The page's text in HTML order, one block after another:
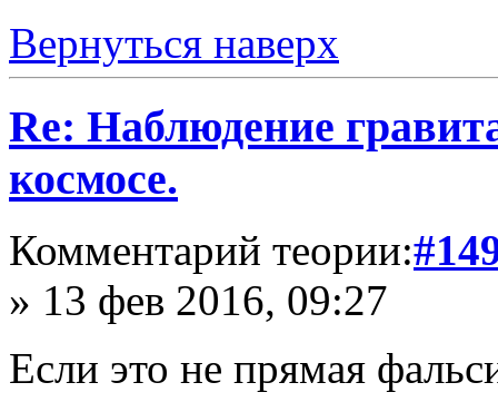
Вернуться наверх
Re: Наблюдение
космосе.
Комментарий теории:
» 13 фев 2016, 09:27
Если это не прямая